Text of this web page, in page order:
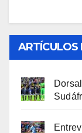
ARTÍCULOS